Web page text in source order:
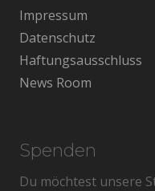
Impressum
Datenschutz
Haftungsausschluss
News Room
Spenden
Du möchtest unsere